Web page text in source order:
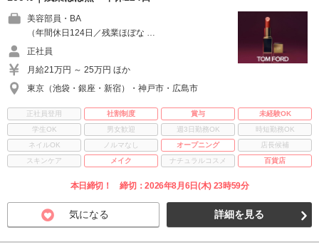
美容部員・BA
（年間休日124日／残業ほぼな …
正社員
月給21万円 ～ 25万円 ほか
東京（池袋・銀座・新宿）・神戸市・広島市
正社員登用 社割制度 賞与
未経験OK
学生OK
男女歓迎 週3日勤務OK
時短勤務OK
ネイルOK
ノルマなし オープニング
店長候補
スキンケア
メイク ナチュラルコスメ 百貨店
本日締切！ 締切：2026年8月6日(木) 23時59分
気になる 詳細を見る